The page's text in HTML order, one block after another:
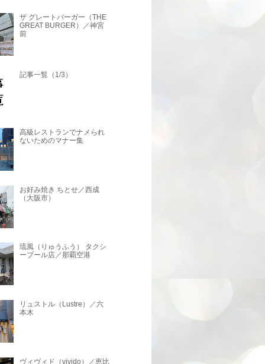
ザ グレートバーガー（THE
GREAT BURGER）／神宮
前
記事一覧（1/3）
高級レストランでナメられ
ないためのマナー集
お好み焼き ちとせ／西成
（大阪市）
琉風（りゅうふう） タクシ
ープール店／那覇空港
リュストル（Lustre）／六
本木
ヴィヴィド（vivido）／恵比